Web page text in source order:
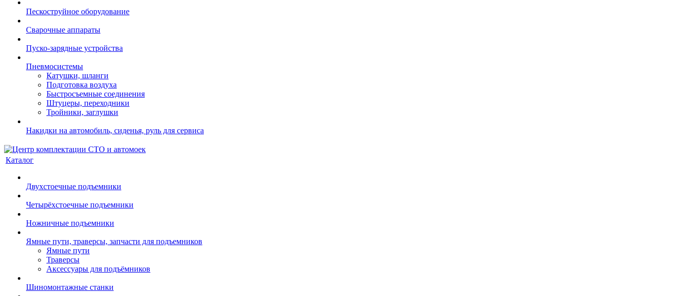
Пескоструйное оборудование
Сварочные аппараты
Пуско-зарядные устройства
Пневмосистемы
Катушки, шланги
Подготовка воздуха
Быстросъемные соединения
Штуцеры, переходники
Тройники, заглушки
Накидки на автомобиль, сиденья, руль для сервиса
Каталог
Двухстоечные подъемники
Четырёхстоечные подъемники
Ножничные подъемники
Ямные пути, траверсы, запчасти для подъемников
Ямные пути
Траверсы
Аксессуары для подъёмников
Шиномонтажные станки